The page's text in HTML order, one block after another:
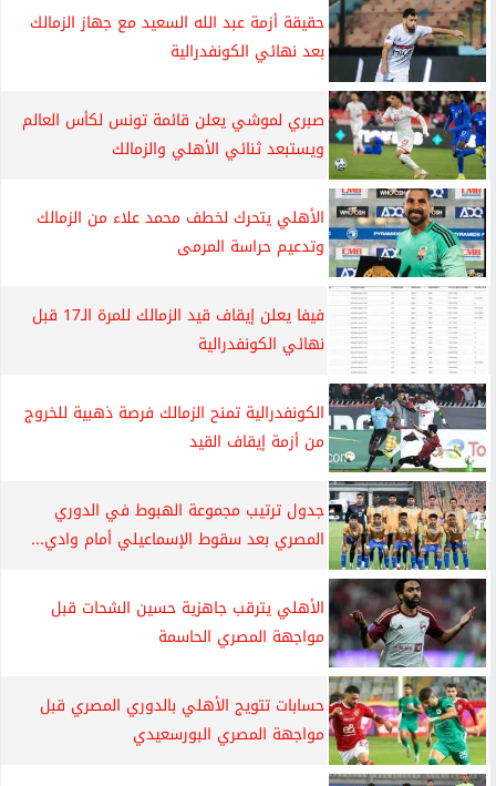
حقيقة أزمة عبد الله السعيد مع جهاز الزمالك
بعد نهائي الكونفدرالية
صبري لموشي يعلن قائمة تونس لكأس العالم
ويستبعد ثنائي الأهلي والزمالك
الأهلي يتحرك لخطف محمد علاء من الزمالك
وتدعيم حراسة المرمى
فيفا يعلن إيقاف قيد الزمالك للمرة الـ17 قبل
نهائي الكونفدرالية
الكونفدرالية تمنح الزمالك فرصة ذهبية للخروج
من أزمة إيقاف القيد
جدول ترتيب مجموعة الهبوط في الدوري
المصري بعد سقوط الإسماعيلي أمام وادي...
الأهلي يترقب جاهزية حسين الشحات قبل
مواجهة المصري الحاسمة
حسابات تتويج الأهلي بالدوري المصري قبل
مواجهة المصري البورسعيدي